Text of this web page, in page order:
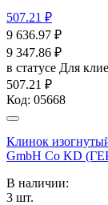
507.21 ₽
9 636.97 ₽
9 347.86 ₽
в статусе Для
507.21 ₽
Код: 05668
Клинок
GmbH Co KD
В наличии:
3 шт.